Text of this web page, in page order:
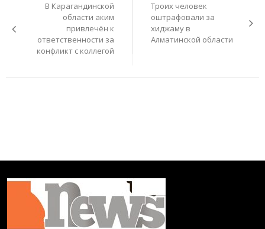
В Карагандинской
области аким
привлечён к
ответственности за
конфликт с коллегой
Троих человек
оштрафовали за
хиджаму в
Алматинской области